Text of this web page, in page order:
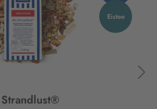
Eistee